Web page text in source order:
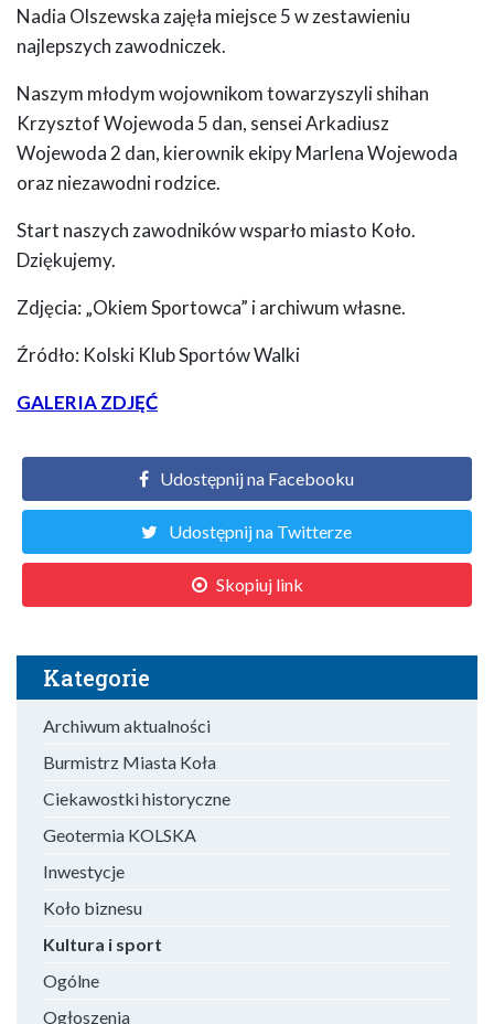
Nadia Olszewska zajęła miejsce 5 w zestawieniu
najlepszych zawodniczek.
Naszym młodym wojownikom towarzyszyli shihan
Krzysztof Wojewoda 5 dan, sensei Arkadiusz
Wojewoda 2 dan, kierownik ekipy Marlena Wojewoda
oraz niezawodni rodzice.
Start naszych zawodników wsparło miasto Koło.
Dziękujemy.
Zdjęcia: „Okiem Sportowca” i archiwum własne.
Źródło: Kolski Klub Sportów Walki
GALERIA ZDJĘĆ
Udostępnij na Facebooku
Udostępnij na Twitterze
Skopiuj link
Kategorie
Archiwum aktualności
Burmistrz Miasta Koła
Ciekawostki historyczne
Geotermia KOLSKA
Inwestycje
Koło biznesu
Kultura i sport
Ogólne
Ogłoszenia